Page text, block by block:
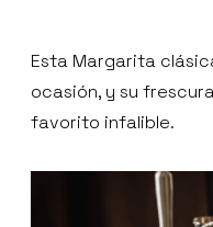
Esta Margarita
ocasión, y su
favorito infalible.